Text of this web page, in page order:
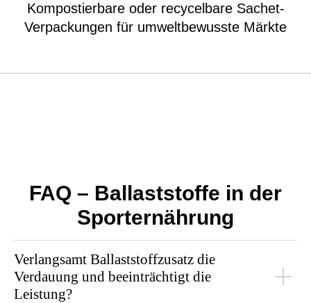
Kompostierbare oder recycelbare Sachet-
Verpackungen für umweltbewusste Märkte
FAQ – Ballaststoffe in der
Sporternährung
Verlangsamt Ballaststoffzusatz die
Verdauung und beeinträchtigt die
Leistung?